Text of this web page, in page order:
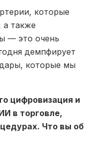
которые
а также
— это очень
демпфирует
которые мы
цифровизация и
в торговле,
Что вы об